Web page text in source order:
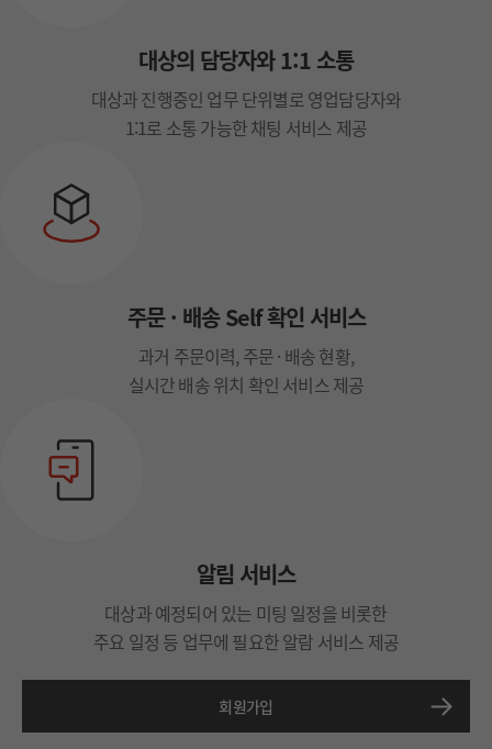
회원가입
대상의 담당자와 1:1 소통
대상과 진행중인 업무 단위별로 영업담당자와
1:1로 소통 가능한 채팅 서비스 제공
주문 · 배송 Self 확인 서비스
과거 주문이력, 주문 · 배송 현황,
실시간 배송 위치 확인 서비스 제공
알림 서비스
대상과 예정되어 있는 미팅 일정을 비롯한
주요 일정 등 업무에 필요한 알람 서비스 제공